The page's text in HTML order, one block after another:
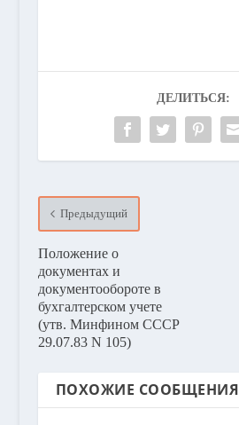
ДЕЛИТЬСЯ:
Предыдущий
Положение о
документах и
документообороте в
бухгалтерском учете
(утв. Минфином СССР
29.07.83 N 105)
ПОХОЖИЕ СООБЩЕНИЯ